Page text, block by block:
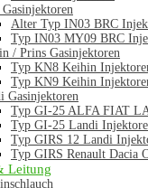
Alter Typ IN03 BRC
Typ IN03 MY09 BRC
/ Prins Gasinjektoren
Typ KN8 Keihin
Typ KN9 Keihin
Gasinjektoren
Typ GI-25 ALFA FIAT
Typ GI-25 Landi
Typ GIRS 12 Landi
Typ GIRS Renault Dacia
Leitung